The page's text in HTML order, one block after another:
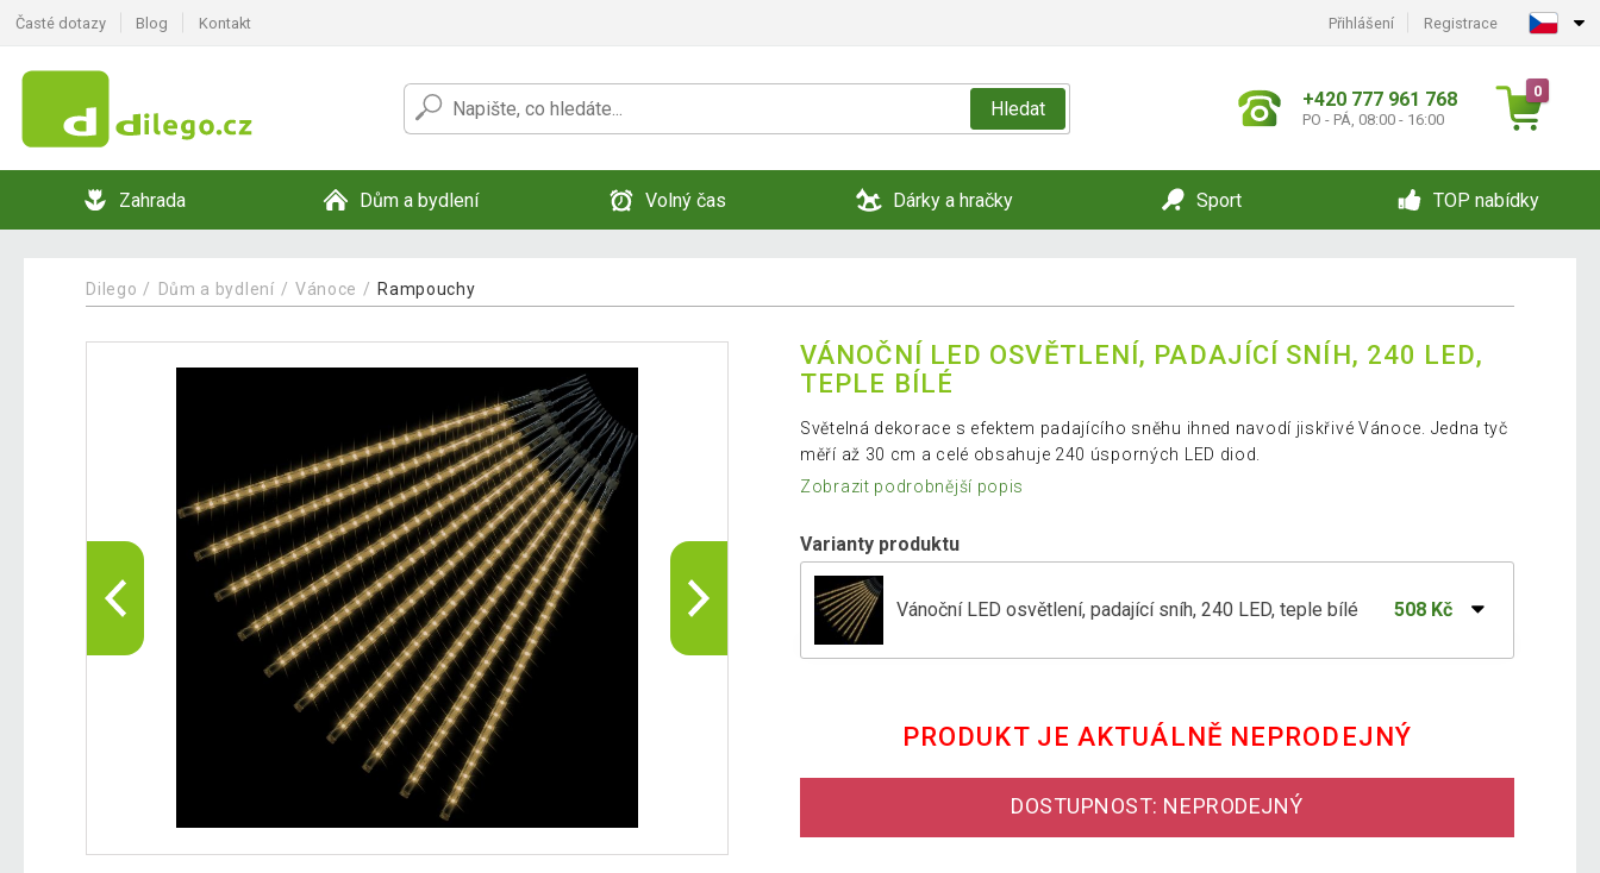
Časté dotazy Blog Kontakt Přihlášení Registrace
Hledat +420 777 961 768
PO - PÁ, 08:00 - 16:00
0
Zahrada Dům a bydlení Volný čas Dárky a hračky Sport TOP nabídky
Dilego Dům a bydlení Vánoce Rampouchy
VÁNOČNÍ LED OSVĚTLENÍ, PADAJÍCÍ SNÍH, 240 LED,
TEPLE BÍLÉ
Světelná dekorace s efektem padajícího sněhu ihned navodí jiskřivé Vánoce. Jedna tyč
měří až 30 cm a celé obsahuje 240 úsporných LED diod.
Zobrazit podrobnější popis
Varianty produktu
Vánoční LED osvětlení, padající sníh, 240 LED, teple bílé 508 Kč
Vánoční LED osvětlení padající sníh, 180 LED, barevné 865 Kč
PRODUKT JE AKTUÁLNĚ NEPRODEJNÝ
DOSTUPNOST: NEPRODEJNÝ